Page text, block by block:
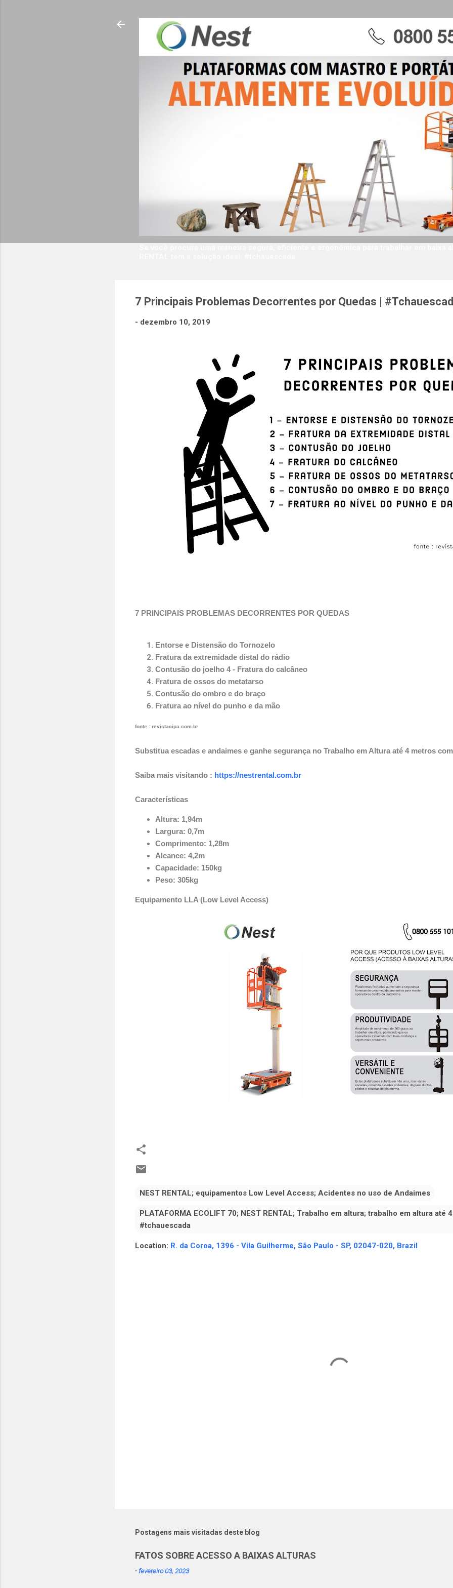
7 Principais Problemas Decorrentes por Quedas |
- dezembro 10, 2019
7 PRINCIPAIS PROBLEMAS DECORRENTES POR QUEDAS
Entorse e Distensão do Tornozelo
Fratura da extremidade distal do rádio
Contusão do joelho 4 - Fratura do calcâneo
Fratura de ossos do metatarso
Contusão do ombro e do braço
Fratura ao nível do punho e da mão
fonte : revistacipa.com.br
Substitua escadas e andaimes e ganhe segurança no Trabalho em Altura até 4 metros
Saiba mais visitando : https://nestrental.com.br
Características
Altura: 1,94m
Largura: 0,7m
Comprimento: 1,28m
Alcance: 4,2m
Capacidade: 150kg
Peso: 305kg
Equipamento LLA (Low Level Access)
NEST RENTAL; equipamentos Low Level Access; Acidentes no uso de Andaimes
PLATAFORMA ECOLIFT 70; NEST RENTAL; Trabalho em altura; trabalho em altura até
#tchauescada
Location: R. da Coroa, 1396 - Vila Guilherme, São Paulo - SP, 02047-020, Brazil
Postagens mais visitadas deste blog
FATOS SOBRE ACESSO A BAIXAS ALTURAS
- fevereiro 03, 2023